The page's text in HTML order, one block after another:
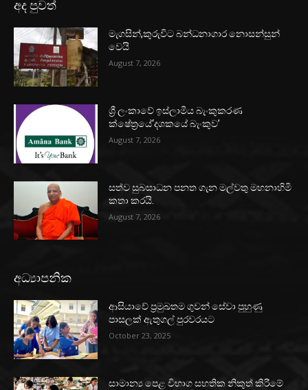
අද පුවත්
මැගසින්,කුරුවිට බන්ධනාගාර නොසන්සුන්
වෙයි
August 7, 2026
ශ්‍රී ලංකාවේ ඉස්ලාමීය බැංකුකරණ
ක්ෂේත්‍රයේ‘දශකයේ බැංකුව’
August 7, 2026
සත්ව සුබසාධන පනත ගැන මල්වතු මහනාහිමි
කතා කරයි.
August 7, 2026
අධ්‍යාපනික
ආසියාවේ ප්‍රමුඛතම ගුවන් සේවා පුහුණු
පාසලක් ඇතුගල් පුරවරයට
October 23, 2025
සාමාන්‍ය පෙළ විභාග සහතික නිකුත් කිරීමේ